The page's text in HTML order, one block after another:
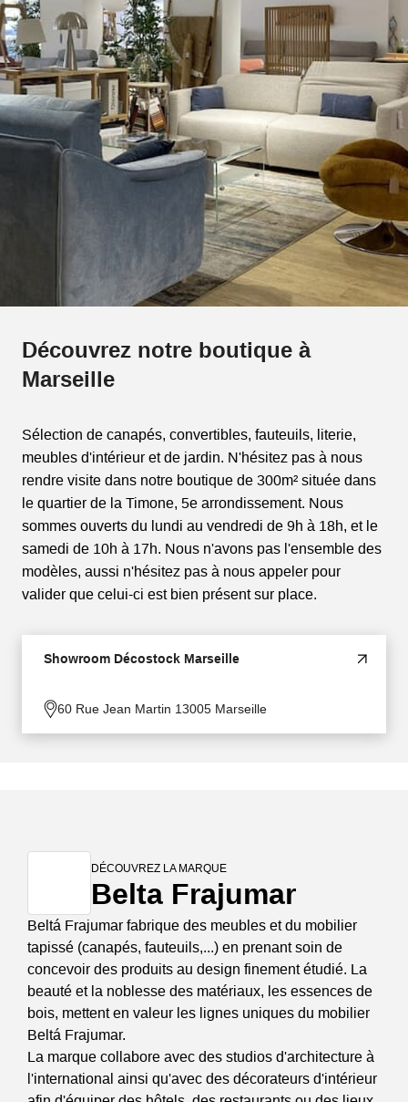
Découvrez notre boutique à
Marseille
Sélection de canapés, convertibles, fauteuils, literie,
meubles d'intérieur et de jardin. N'hésitez pas à nous
rendre visite dans notre boutique de 300m² située dans
le quartier de la Timone, 5e arrondissement. Nous
sommes ouverts du lundi au vendredi de 9h à 18h, et le
samedi de 10h à 17h. Nous n'avons pas l'ensemble des
modèles, aussi n'hésitez pas à nous appeler pour
valider que celui-ci est bien présent sur place.
Showroom Décostock Marseille
60 Rue Jean Martin 13005 Marseille
DÉCOUVREZ LA MARQUE
Belta Frajumar
Beltá Frajumar fabrique des meubles et du mobilier
tapissé (canapés, fauteuils,...) en prenant soin de
concevoir des produits au design finement étudié. La
beauté et la noblesse des matériaux, les essences de
bois, mettent en valeur les lignes uniques du mobilier
Beltá Frajumar.
La marque collabore avec des studios d'architecture à
l'international ainsi qu'avec des décorateurs d'intérieur